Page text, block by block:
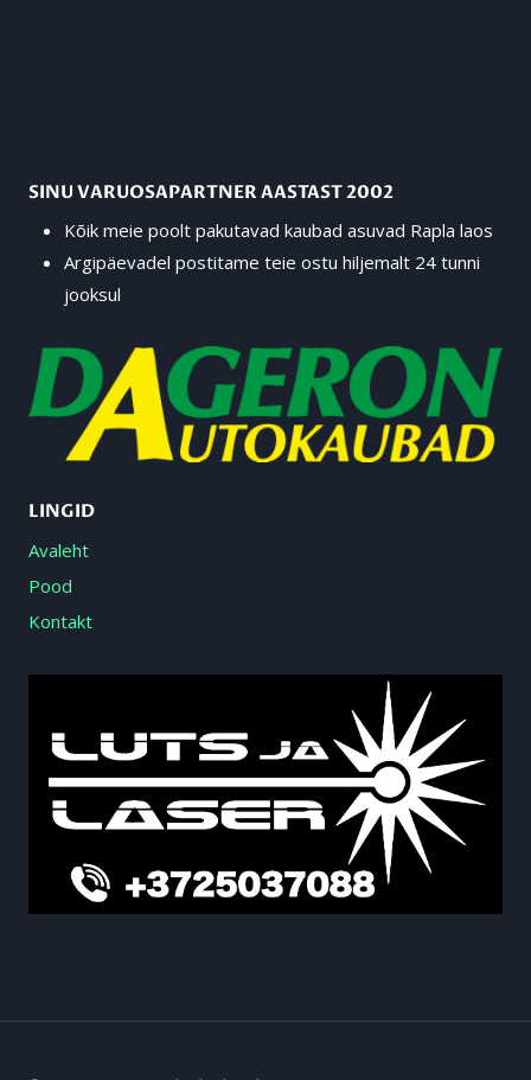
SINU VARUOSAPARTNER AASTAST 2002
Kõik meie poolt pakutavad kaubad asuvad Rapla laos
Argipäevadel postitame teie ostu hiljemalt 24 tunni
jooksul
LINGID
Avaleht
Pood
Kontakt